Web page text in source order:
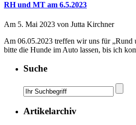
RH und MT am 6.5.2023
Am 5. Mai 2023 von Jutta Kirchner
Am 06.05.2023 treffen wir uns für „Rund
bitte die Hunde im Auto lassen, bis ich
Suche
Artikelarchiv